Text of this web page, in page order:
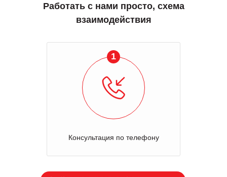
Работать с нами просто, схема
взаимодействия
1
Консультация по телефону